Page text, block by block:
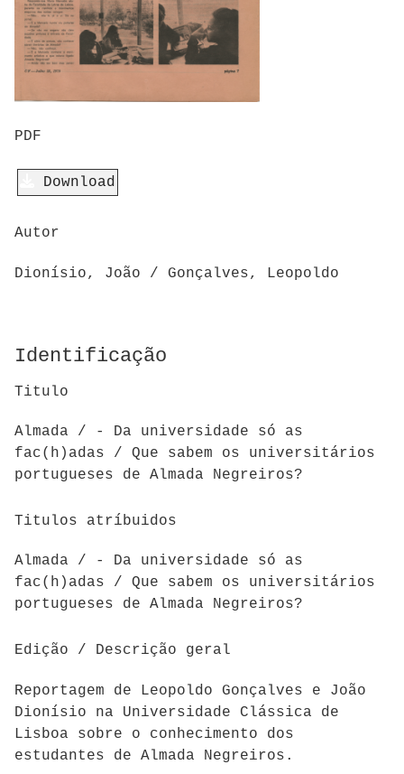
PDF
Download
Autor
Dionísio, João / Gonçalves, Leopoldo
Identificação
Titulo
Almada / - Da universidade só as
fac(h)adas / Que sabem os universitários
portugueses de Almada Negreiros?
Titulos atríbuidos
Almada / - Da universidade só as
fac(h)adas / Que sabem os universitários
portugueses de Almada Negreiros?
Edição / Descrição geral
Reportagem de Leopoldo Gonçalves e João
Dionísio na Universidade Clássica de
Lisboa sobre o conhecimento dos
estudantes de Almada Negreiros.